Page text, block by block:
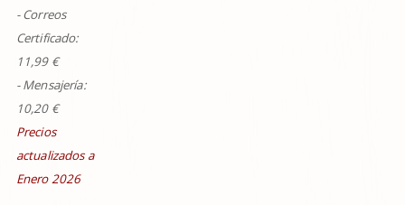
- Correos
Certificado:
11,99 €
- Mensajería:
10,20 €
Precios
actualizados a
Enero 2026